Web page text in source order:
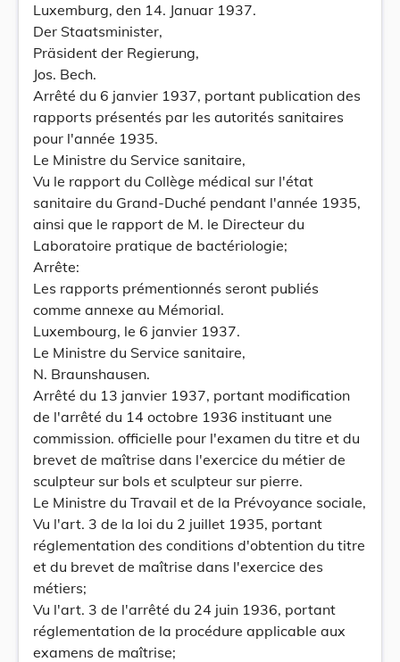
Luxemburg, den 14. Januar 1937.
Der Staatsminister,
Präsident der Regierung,
Jos. Bech.
Arrêté du 6 janvier 1937, portant publication des
rapports présentés par les autorités sanitaires
pour l'année 1935.
Le Ministre du Service sanitaire,
Vu le rapport du Collège médical sur l'état
sanitaire du Grand-Duché pendant l'année 1935,
ainsi que le rapport de M. le Directeur du
Laboratoire pratique de bactériologie;
Arrête:
Les rapports prémentionnés seront publiés
comme annexe au Mémorial.
Luxembourg, le 6 janvier 1937.
Le Ministre du Service sanitaire,
N. Braunshausen.
Arrêté du 13 janvier 1937, portant modification
de l'arrêté du 14 octobre 1936 instituant une
commission. officielle pour l'examen du titre et du
brevet de maîtrise dans l'exercice du métier de
sculpteur sur bols et sculpteur sur pierre.
Le Ministre du Travail et de la Prévoyance sociale,
Vu l'art. 3 de la loi du 2 juillet 1935, portant
réglementation des conditions d'obtention du titre
et du brevet de maîtrise dans l'exercice des
métiers;
Vu l'art. 3 de l'arrêté du 24 juin 1936, portant
réglementation de la procédure applicable aux
examens de maîtrise;